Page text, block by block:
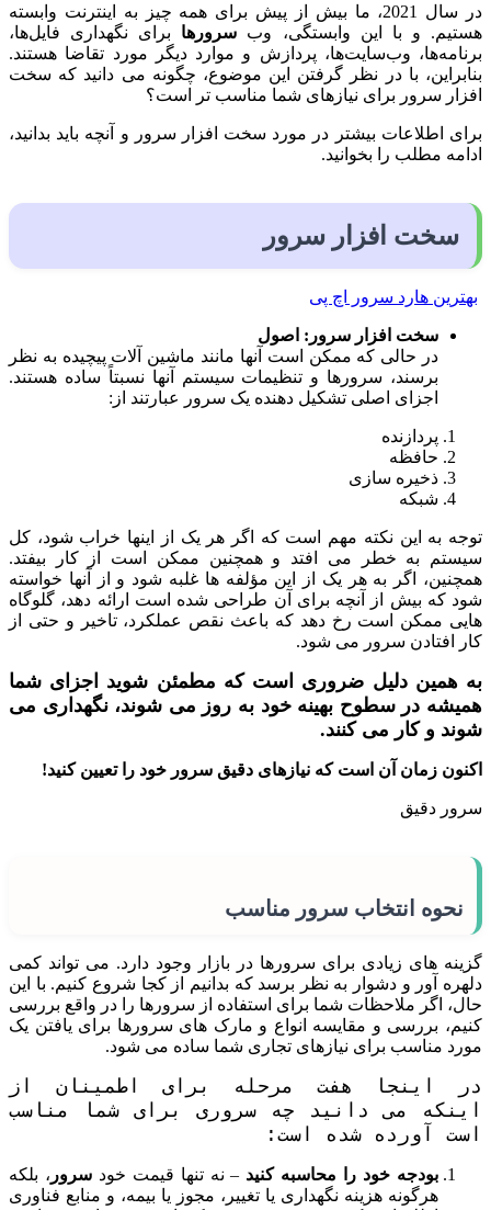
در سال 2021، ما بیش از پیش برای همه چیز به اینترنت وابسته
هستیم. و با این وابستگی، وب سرورها برای نگهداری فایل‌ها،
برنامه‌ها، وب‌سایت‌ها، پردازش و موارد دیگر مورد تقاضا هستند.
بنابراین، با در نظر گرفتن این موضوع، چگونه می دانید که سخت
افزار سرور برای نیازهای شما مناسب تر است؟
برای اطلاعات بیشتر در مورد سخت افزار سرور و آنچه باید بدانید،
ادامه مطلب را بخوانید.
سخت افزار سرور
بهترین هارد سرور اچ پی
سخت افزار سرور: اصول
در حالی که ممکن است آنها مانند ماشین آلات پیچیده به نظر
برسند، سرورها و تنظیمات سیستم آنها نسبتاً ساده هستند.
اجزای اصلی تشکیل دهنده یک سرور عبارتند از:
پردازنده
حافظه
ذخیره سازی
شبکه
توجه به این نکته مهم است که اگر هر یک از اینها خراب شود، کل
سیستم به خطر می افتد و همچنین ممکن است از کار بیفتد.
همچنین، اگر به هر یک از این مؤلفه ها غلبه شود و از آنها خواسته
شود که بیش از آنچه برای آن طراحی شده است ارائه دهد، گلوگاه
هایی ممکن است رخ دهد که باعث نقص عملکرد، تاخیر و حتی از
کار افتادن سرور می شود.
به همین دلیل ضروری است که مطمئن شوید اجزای شما
همیشه در سطوح بهینه خود به روز می شوند، نگهداری می
شوند و کار می کنند.
اکنون زمان آن است که نیازهای دقیق سرور خود را تعیین کنید!
سرور دقیق
نحوه انتخاب سرور مناسب
گزینه های زیادی برای سرورها در بازار وجود دارد. می تواند کمی
دلهره آور و دشوار به نظر برسد که بدانیم از کجا شروع کنیم. با این
حال، اگر ملاحظات شما برای استفاده از سرورها را در واقع بررسی
کنیم، بررسی و مقایسه انواع و مارک های سرورها برای یافتن یک
مورد مناسب برای نیازهای تجاری شما ساده می شود.
در اینجا هفت مرحله برای اطمینان از
اینکه می دانید چه سروری برای شما مناسب
است آورده شده است:
بودجه خود را محاسبه کنید – نه تنها قیمت خودسرور ، بلکه
هرگونه هزینه نگهداری یا تغییر، مجوز یا بیمه، و منابع فناوری